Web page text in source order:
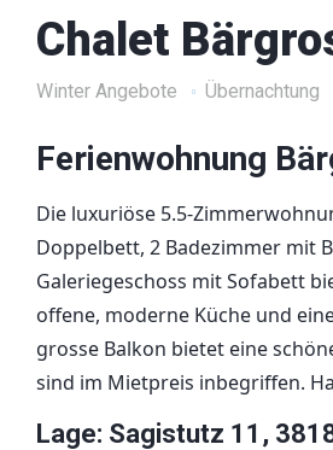
Chalet
Winter Angebote Übernachtung
Ferienwohnung
Die luxuriöse 5.5-
Doppelbett, 2 Badezimmer mit
Galeriegeschoss mit Sofabett
offene, moderne Küche und
grosse Balkon bietet eine
sind im Mietpreis inbegriffen.
Lage: Sagistutz 11,